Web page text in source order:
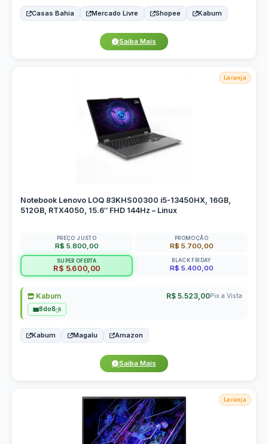
Casas Bahia Mercado Livre Shopee Kabum
Saiba Mais
Laranja
Notebook Lenovo LOQ 83KHS00300 i5-13450HX, 16GB,
512GB, RTX4050, 15.6″ FHD 144Hz – Linux
PREÇO JUSTO
R$ 5.800,00
PROMOÇÃO
R$ 5.700,00
SUPER OFERTA
R$ 5.600,00
BLACK FRIDAY
R$ 5.400,00
Kabum R$ 5.523,00Pix a Vista
8do8
Kabum Magalu Amazon
Saiba Mais
Laranja